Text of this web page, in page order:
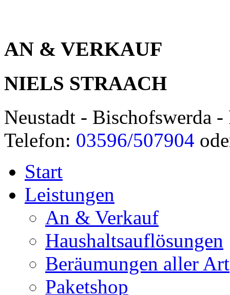
AN & VERKAUF
NIELS STRAACH
Neustadt - Bischofswerda -
Telefon: 03596/507904
Start
Leistungen
An & Verkauf
Haushaltsauflösungen
Beräumungen aller Art
Paketshop